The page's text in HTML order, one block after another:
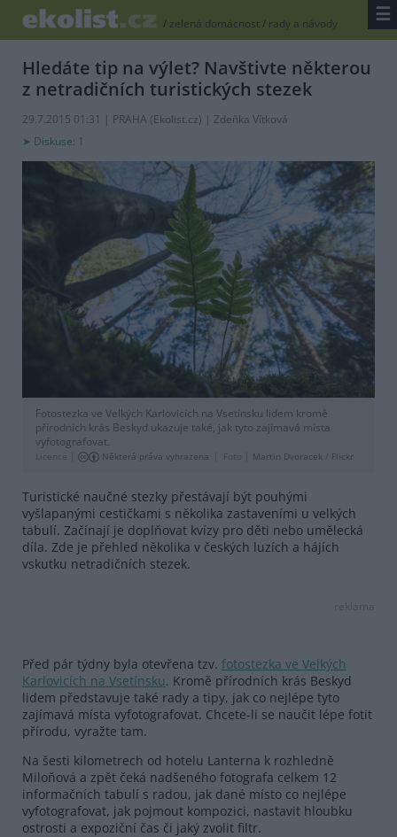
/ zelená domácnost/ rady a návody ☰
Hledáte tip na výlet? Navštivte některou
z netradičních turistických stezek
29.7.2015 01:31 | PRAHA (Ekolist.cz) | Zdeňka Vítková
Diskuse: 1
Fotostezka ve Velkých Karlovicích na Vsetínsku lidem kromě
přírodních krás Beskyd ukazuje také, jak tyto zajímavá místa
vyfotografovat.
Licence | Některá práva vyhrazena Foto | Martin Dvoracek Flickr
Turistické naučné stezky přestávají být pouhými
vyšlapanými cestičkami s několika zastaveními u velkých
tabulí. Začínají je doplňovat kvízy pro děti nebo umělecká
díla. Zde je přehled několika v českých luzích a hájích
vskutku netradičních stezek.
reklama
Před pár týdny byla otevřena tzv. fotostezka ve Velkých
Karlovicích na Vsetínsku. Kromě přírodních krás Beskyd
lidem představuje také rady a tipy, jak co nejlépe tyto
zajímavá místa vyfotografovat. Chcete-li se naučit lépe fotit
přírodu, vyražte tam.
Na šesti kilometrech od hotelu Lanterna k rozhledně
Miloňová a zpět čeká nadšeného fotografa celkem 12
informačních tabulí s radou, jak dané místo co nejlépe
vyfotografovat, jak pojmout kompozici, nastavit hloubku
ostrosti a expoziční čas či jaký zvolit filtr.